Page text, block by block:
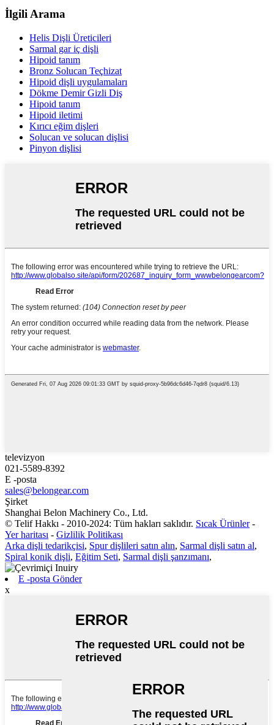
İlgili Arama
Helis Dişli Üreticileri
Sarmal gar iç dişli
Hipoid tanım
Bronz Solucan Teçhizat
Hipoid dişli uygulamaları
Dökme Demir Gizli Diş
Hipoid tanım
Hipoid iletimi
Kırıcı eğim dişleri
Solucan ve solucan dişlisi
Pinyon dişlisi
televizyon
021-5589-8392
E -posta
sales@belongear.com
Şirket
Shanghai Belon Machinery Co., Ltd.
© Telif Hakkı - 2010-2024: Tüm hakları saklıdır. Sıcak Ürünler-
Yer haritası - Gizlilik Politikası
Arka dişli tedarikçisi, Spur dişlileri satın alın, Sarmal dişli satın al,
Spiral konik dişli, Eğitim Seti, Sarmal dişli şanzımanı,
E -posta Gönder
x